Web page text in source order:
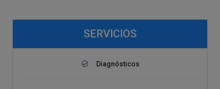
SERVICIOS
Diagnósticos